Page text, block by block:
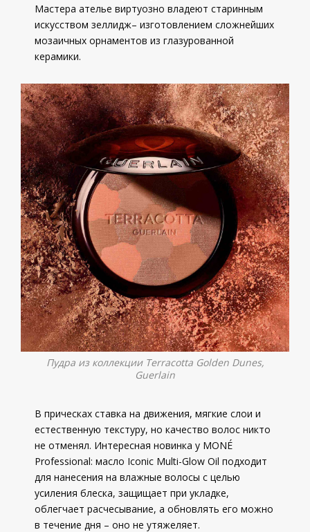
Мастера ателье виртуозно владеют старинным
искусством зеллидж– изготовлением сложнейших
мозаичных орнаментов из глазурованной
керамики.
Пудра из коллекции Terracotta Golden Dunes,
Guerlain
В прическах ставка на движения, мягкие слои и
естественную текстуру, но качество волос никто
не отменял. Интересная новинка у MONÉ
Professional: масло Iconic Multi-Glow Oil подходит
для нанесения на влажные волосы с целью
усиления блеска, защищает при укладке,
облегчает расчесывание, а обновлять его можно
в течение дня – оно не утяжеляет.